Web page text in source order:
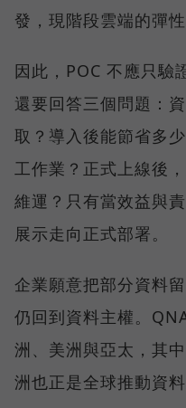
發，現階段雲端的彈
因此，POC 不應只驗
還要回答三個問題：
取？導入後能節省多
工作業？正式上線後
維運？只有當效益與
展示走向正式部署。
企業願意把部分資料
仍回到資料主權。
洲、美洲與亞太，其
洲也正是全球推動資